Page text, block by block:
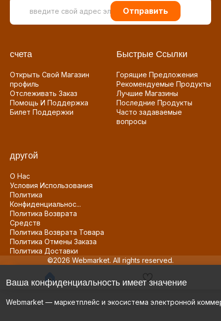
Отправить
счета
Открыть Свой Магазин
профиль
Отслеживать Заказ
Помощь И Поддержка
Билет Поддержки
Быстрые Ссылки
Горящие Предложения
Рекомендуемые Продукты
Лучшие Магазины
Последние Продукты
Часто задаваемые
вопросы
другой
О Нас
Условия Использования
Политика
Конфиденциальнос...
Политика Возврата
Средств
Политика Возврата Товара
Политика Отмены Заказа
Политика Доставки
©2026 Webmarket. All rights reserved.
Ваша конфиденциальность имеет значение
Webmarket — маркетплейс и экосистема электронной